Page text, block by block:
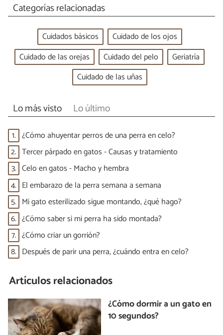
Categorías relacionadas
Cuidados básicos
Cuidado de los ojos
Cuidado de las orejas
Cuidado del pelo
Geriatría
Cuidado de las uñas
Lo más visto Lo último
1. ¿Cómo ahuyentar perros de una perra en celo?
2. Tercer párpado en gatos - Causas y tratamiento
3. Celo en gatos - Macho y hembra
4. El embarazo de la perra semana a semana
5. Mi gato esterilizado sigue montando, ¿qué hago?
6. ¿Cómo saber si mi perra ha sido montada?
7. ¿Cómo criar un gorrión?
8. Después de parir una perra, ¿cuándo entra en celo?
Artículos relacionados
¿Cómo dormir a un gato en
10 segundos?